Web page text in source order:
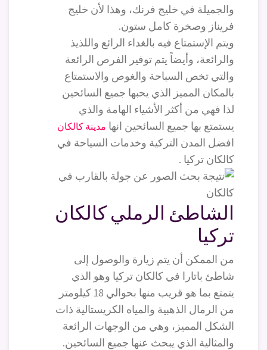
والجميلة في خليج فرنك، وهذا لأن خليج
فريناز وصخرة كامل ستون.
ويتم الإستمتاع فيه بالغداء الرائع واللذيذ
والرائعة، وأيضاً يتم توفير الفرص الرائعة
والتي تخص السباحة والغوص والاستمتاع
بالمكان المميز الذي يحبها جميع السائحين
لذا فهي من أكثر الأشياء الهامة والذي
يستمتع بها جميع السائحين انها مدينة كالكان
افضل المدن التركية وخدمات السياحة في
كالكان تركيا .
الشاطئ الرملي كالكان
تركيا
من الممكن أن يتم زيارة والوصول إلى
شاطئ باتارا في كالكان تركيا وهو الذي
يتمتع بما هو قريب منها بحوالي 18 كيلومتر
من الرمال الذهبية والمياه الكريستالية ذات
الشكل المميز، وهي من الوجهات الرائعة
والمثالية الذي يبحث عنها جميع السائحين.